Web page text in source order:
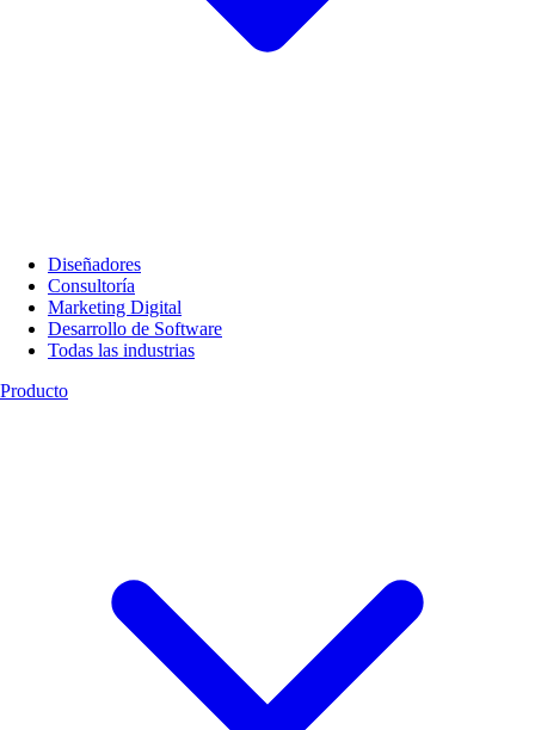
Diseñadores
Consultoría
Marketing Digital
Desarrollo de Software
Todas las industrias
Producto